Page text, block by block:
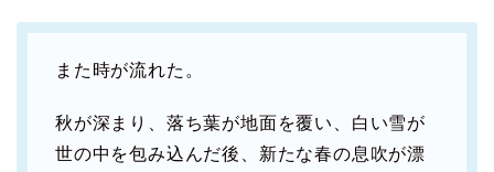
また時が流れた。
秋が深まり、落ち葉が地面を覆い、白い雪が
世の中を包み込んだ後、新たな春の息吹が漂